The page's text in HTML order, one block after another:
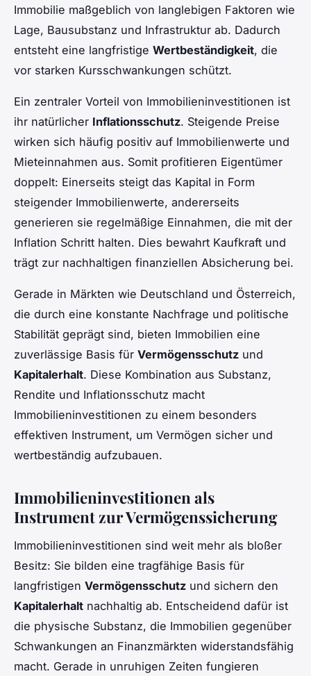
Immobilie maßgeblich von langlebigen Faktoren wie
Lage, Bausubstanz und Infrastruktur ab. Dadurch
entsteht eine langfristige Wertbeständigkeit, die
vor starken Kursschwankungen schützt.
Ein zentraler Vorteil von Immobilieninvestitionen ist
ihr natürlicher Inflationsschutz. Steigende Preise
wirken sich häufig positiv auf Immobilienwerte und
Mieteinnahmen aus. Somit profitieren Eigentümer
doppelt: Einerseits steigt das Kapital in Form
steigender Immobilienwerte, andererseits
generieren sie regelmäßige Einnahmen, die mit der
Inflation Schritt halten. Dies bewahrt Kaufkraft und
trägt zur nachhaltigen finanziellen Absicherung bei.
Gerade in Märkten wie Deutschland und Österreich,
die durch eine konstante Nachfrage und politische
Stabilität geprägt sind, bieten Immobilien eine
zuverlässige Basis für Vermögensschutz und
Kapitalerhalt. Diese Kombination aus Substanz,
Rendite und Inflationsschutz macht
Immobilieninvestitionen zu einem besonders
effektiven Instrument, um Vermögen sicher und
wertbeständig aufzubauen.
Immobilieninvestitionen als
Instrument zur Vermögenssicherung
Immobilieninvestitionen sind weit mehr als bloßer
Besitz: Sie bilden eine tragfähige Basis für
langfristigen Vermögensschutz und sichern den
Kapitalerhalt nachhaltig ab. Entscheidend dafür ist
die physische Substanz, die Immobilien gegenüber
Schwankungen an Finanzmärkten widerstandsfähig
macht. Gerade in unruhigen Zeiten fungieren